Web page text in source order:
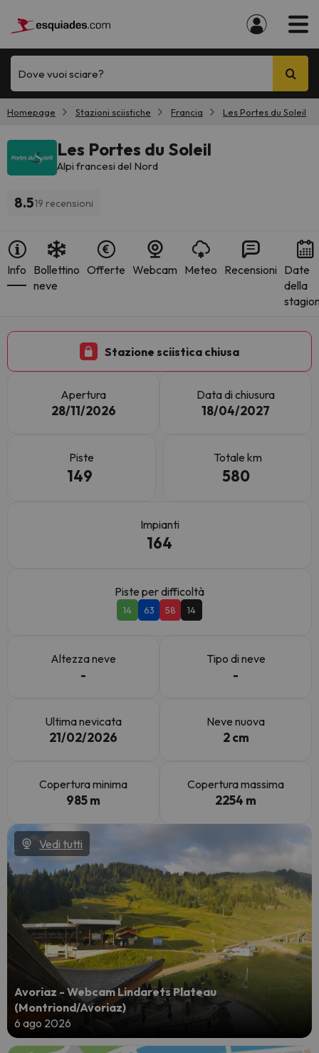
Dove vuoi sciare?
Homepage Stazioni sciistiche Francia Les Portes du Soleil
Les Portes du Soleil
Alpi francesi del Nord
8.519 recensioni
Info Bollettino
neve
Offerte Webcam Meteo Recensioni Date
della
Stazione sciistica chiusa
Apertura
28/11/2026
Data di chiusura
18/04/2027
Piste
149
Totale km
580
Impianti
164
Piste per difficoltà
14 63 58 14
Altezza neve
-
Tipo di neve
-
Ultima nevicata
21/02/2026
Neve nuova
2 cm
Copertura minima
985 m
Copertura massima
2254 m
Vedi tutti
Avoriaz - Webcam Lindarets Plateau
(Montriond/Avoriaz)
6 ago 2026